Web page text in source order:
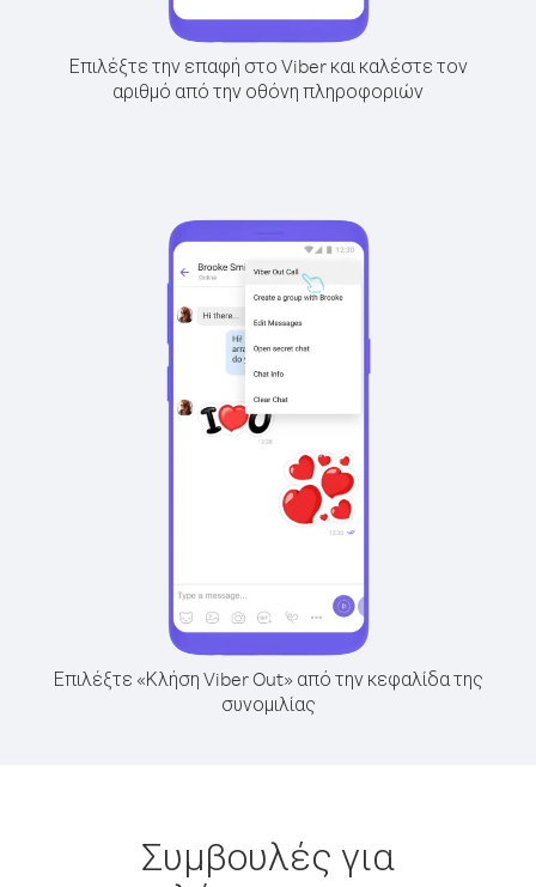
Επιλέξτε την επαφή στο Viber και καλέστε τον
αριθμό από την οθόνη πληροφοριών
Επιλέξτε «Κλήση Viber Out» από την κεφαλίδα της
συνομιλίας
Συμβουλές για